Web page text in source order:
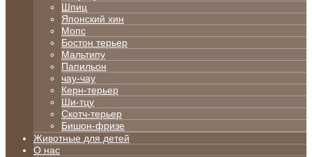
Шпиц
Японский хин
Мопс
Бостон терьер
Мальтипу
Папильон
чау-чау
Керн-терьер
Ши-тцу
Скотч-терьер
Бишон-фризе
Животные для детей
О нас